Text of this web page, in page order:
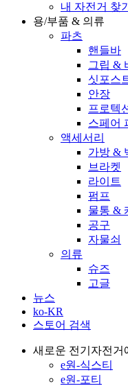
내 자전거 찾기
용/부품 & 의류
파츠
핸들바
그립 &
싯포스
안장
프로텍
스페어
액세서리
가방 &
브라켓
라이트
펌프
물통 &
공구
자물쇠
의류
슈즈
고글
뉴스
ko-KR
스토어 검색
새로운 전기자전거
e원-식스티
e원-포티